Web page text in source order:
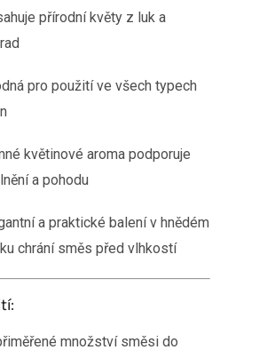
přírodní květy z luk a
pro použití ve všech typech
květinové aroma podporuje
a pohodu
a praktické balení v hnědém
chrání směs před vlhkostí
množství směsi do